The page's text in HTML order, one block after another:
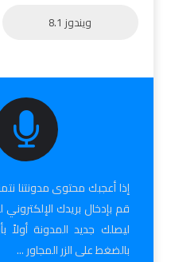
ويندوز 8.1
إذا أعجبك محتوى مدونتنا
قم بإدخال بريدك
ليصلك جديد المدونة
بالضغط على الزر المجاور ...